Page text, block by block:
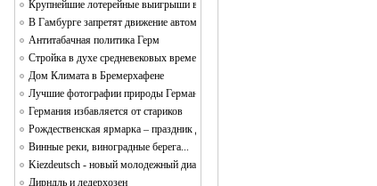
Крупнейшие лотерейные выигрыши в Германии
В Гамбурге запретят движение автомобилей
Антитабачная политика Герм
Стройка в духе средневековых времен Campus Galli
Дом Климата в Бремерхафене
Лучшие фотографии природы Германии
Германия избавляется от стариков
Рождественская ярмарка – праздник для души и тела
Винные реки, виноградные берега...
Kiezdeutsch - новый молодежный диалект
Дирндль и ледерхозен